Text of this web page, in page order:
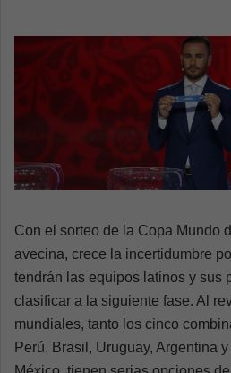
Con el sorteo de la Copa Mundo
avecina, crece la incertidumbre
tendrán las equipos latinos y sus
clasificar a la siguiente fase. Al
mundiales, tanto los cinco
Perú, Brasil, Uruguay, Argentina